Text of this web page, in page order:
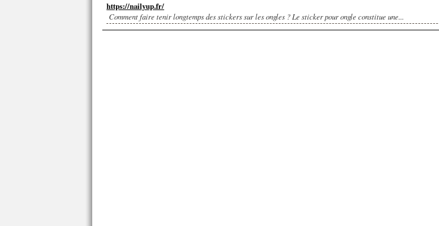
https://nailyup.fr/
Comment faire tenir longtemps des stickers sur les ongles ? Le sticker pour ongle constitue une...